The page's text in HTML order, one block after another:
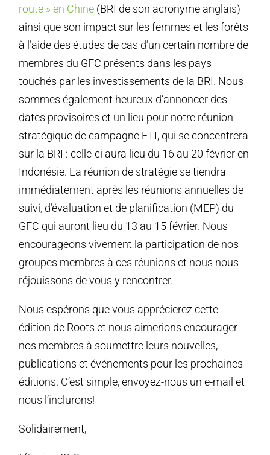
route » en Chine (BRI de son acronyme anglais)
ainsi que son impact sur les femmes et les forêts
à l’aide des études de cas d’un certain nombre de
membres du GFC présents dans les pays
touchés par les investissements de la BRI. Nous
sommes également heureux d’annoncer des
dates provisoires et un lieu pour notre réunion
stratégique de campagne ETI, qui se concentrera
sur la BRI : celle-ci aura lieu du 16 au 20 février en
Indonésie. La réunion de stratégie se tiendra
immédiatement après les réunions annuelles de
suivi, d’évaluation et de planification (MEP) du
GFC qui auront lieu du 13 au 15 février. Nous
encourageons vivement la participation de nos
groupes membres à ces réunions et nous nous
réjouissons de vous y rencontrer.
Nous espérons que vous apprécierez cette
édition de Roots et nous aimerions encourager
nos membres à soumettre leurs nouvelles,
publications et événements pour les prochaines
éditions. C’est simple, envoyez-nous un e-mail et
nous l’inclurons!
Solidairement,